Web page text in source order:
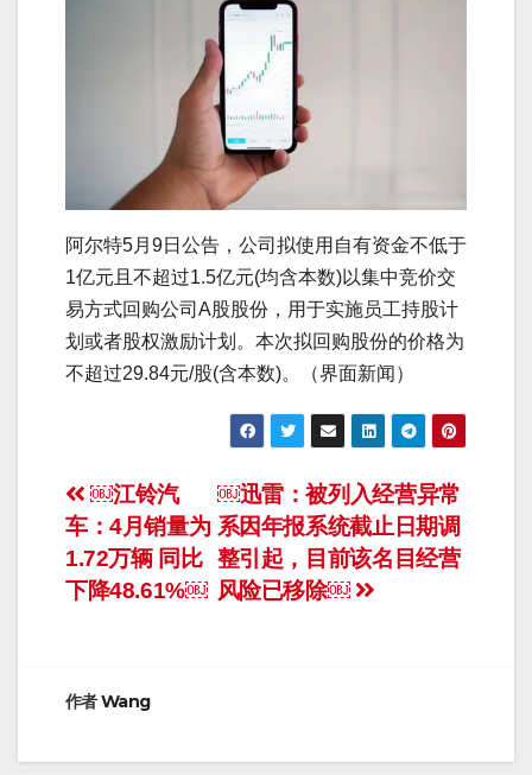
阿尔特5月9日公告，公司拟使用自有资金不低于
1亿元且不超过1.5亿元(均含本数)以集中竞价交
易方式回购公司A股股份，用于实施员工持股计
划或者股权激励计划。本次拟回购股份的价格为
不超过29.84元/股(含本数)。（界面新闻）
文
章
导
￼迅雷：被列入经营异常
系因年报系统截止日期调
整引起，目前该名目经营
风险已移除￼
￼江铃汽
车：4月销量为
1.72万辆 同比
下降48.61%￼
作者Wang